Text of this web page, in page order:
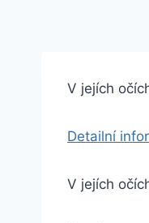
V jejích
Detailní
V jejích